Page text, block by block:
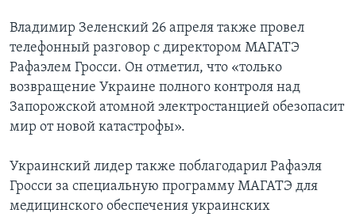
Владимир Зеленский 26 апреля также провел
телефонный разговор с директором МАГАТЭ
Рафаэлем Гросси. Он отметил, что «только
возвращение Украине полного контроля над
Запорожской атомной электростанцией обезопасит
мир от новой катастрофы».
Украинский лидер также поблагодарил Рафаэля
Гросси за специальную программу МАГАТЭ для
медицинского обеспечения украинских